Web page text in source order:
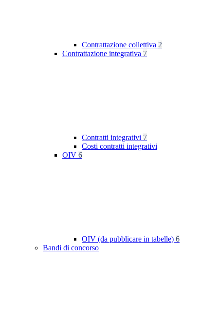
Contrattazione collettiva 2
Contrattazione integrativa 7
Contratti integrativi 7
Costi contratti integrativi
OIV 6
OIV (da pubblicare in tabelle) 6
Bandi di concorso